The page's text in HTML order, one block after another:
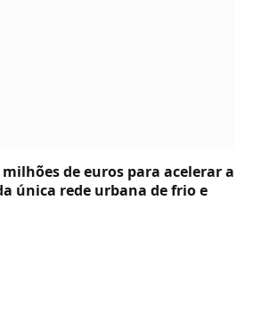
milhões de euros para acelerar a
única rede urbana de frio e